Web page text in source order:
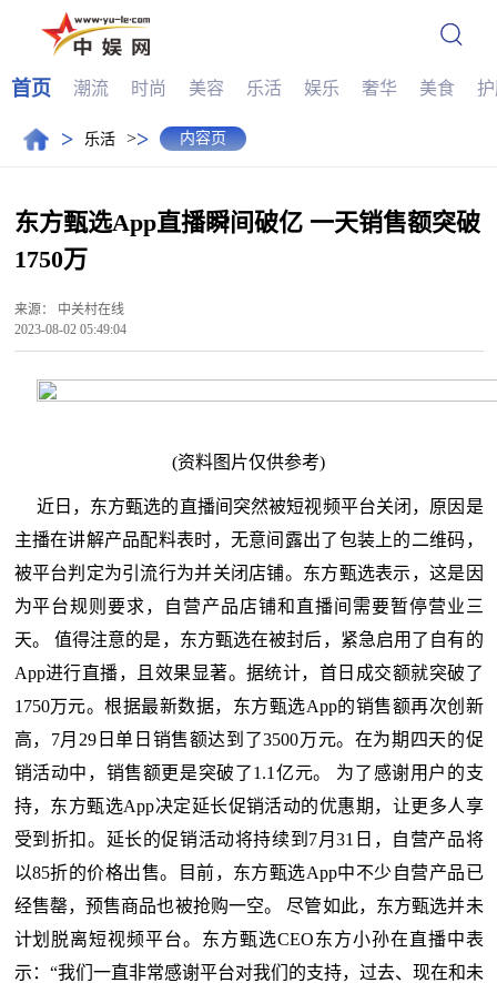
首页 潮流 时尚 美容 乐活 娱乐 奢华 美食
> 乐活 >> 内容页
东方甄选App直播瞬间破亿 一天销售额突破
1750万
来源：
中关村在线
2023-08-02 05:49:04
(资料图片仅供参考)
近日，东方甄选的直播间突然被短视频平台关闭，原因是
主播在讲解产品配料表时，无意间露出了包装上的二维码，
被平台判定为引流行为并关闭店铺。东方甄选表示，这是因
为平台规则要求，自营产品店铺和直播间需要暂停营业三
天。 值得注意的是，东方甄选在被封后，紧急启用了自有的
App进行直播，且效果显著。据统计，首日成交额就突破了
1750万元。根据最新数据，东方甄选App的销售额再次创新
高，7月29日单日销售额达到了3500万元。在为期四天的促
销活动中，销售额更是突破了1.1亿元。 为了感谢用户的支
持，东方甄选App决定延长促销活动的优惠期，让更多人享
受到折扣。延长的促销活动将持续到7月31日，自营产品将
以85折的价格出售。目前，东方甄选App中不少自营产品已
经售罄，预售商品也被抢购一空。 尽管如此，东方甄选并未
计划脱离短视频平台。东方甄选CEO东方小孙在直播中表
示：“我们一直非常感谢平台对我们的支持，过去、现在和未